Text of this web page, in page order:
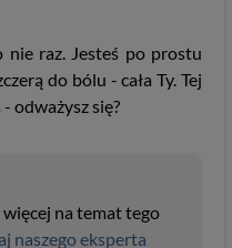
nie raz. Jesteś po prostu
do bólu - cała Ty. Tej
odważysz się?
na temat tego
naszego eksperta